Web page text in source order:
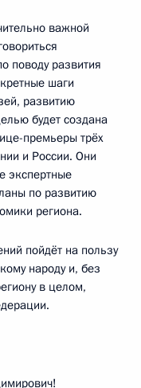
важной
поводу развития
шаги
развитию
будет создана
премьеры трёх
и России. Они
экспертные
по развитию
региона.
пойдёт на пользу
народу и, без
в целом,